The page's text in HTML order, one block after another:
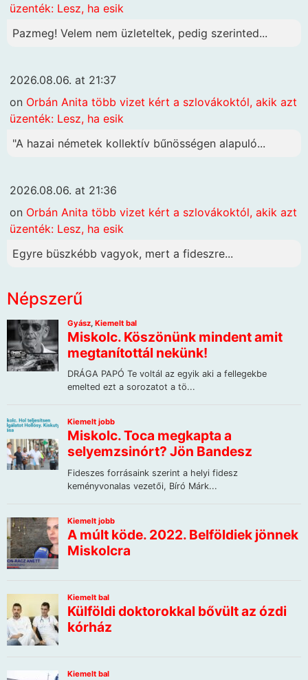
üzenték: Lesz, ha esik
Pazmeg! Velem nem üzleteltek, pedig szerinted...
2026.08.06. at 21:37
on Orbán Anita több vizet kért a szlovákoktól, akik azt
üzenték: Lesz, ha esik
"A hazai németek kollektív bűnösségen alapuló...
2026.08.06. at 21:36
on Orbán Anita több vizet kért a szlovákoktól, akik azt
üzenték: Lesz, ha esik
Egyre büszkébb vagyok, mert a fideszre...
Népszerű